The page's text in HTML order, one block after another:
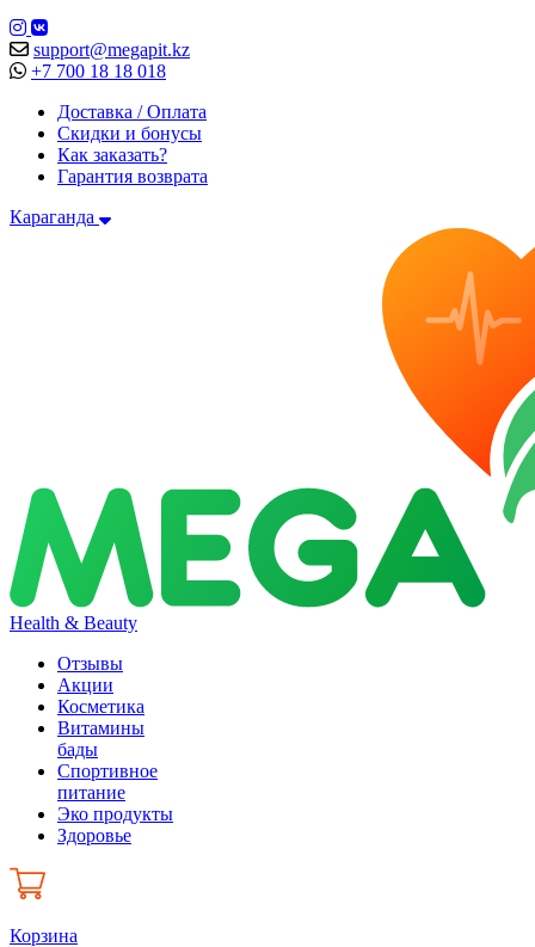
support@megapit.kz
+7 700 18 18 018
Доставка / Оплата
Скидки и бонусы
Как заказать?
Гарантия возврата
Караганда
Health & Beauty
Отзывы
Акции
Косметика
Витамины
бады
Спортивное
питание
Эко продукты
Здоровье
Корзина